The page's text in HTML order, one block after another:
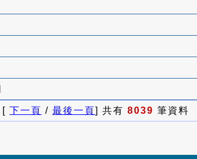
[ 下一頁 / 最後一頁] 共有 8039 筆資料